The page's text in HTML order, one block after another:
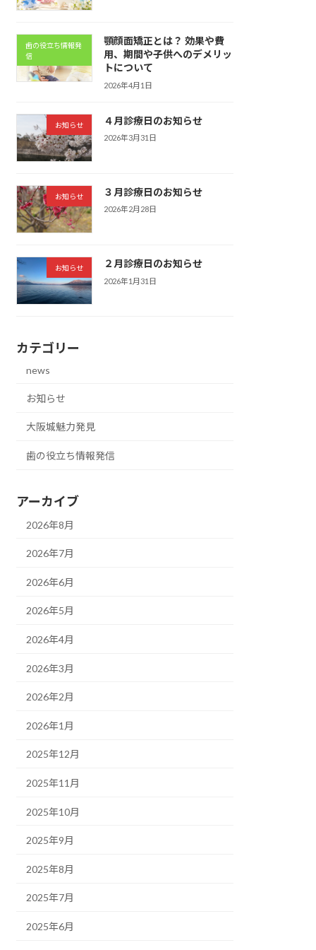
歯の役立ち情報発
信
顎顔面矯正とは？ 効果や費
用、期間や子供へのデメリッ
トについて
2026年4月1日
お知らせ ４月診療日のお知らせ
2026年3月31日
お知らせ ３月診療日のお知らせ
2026年2月28日
お知らせ ２月診療日のお知らせ
2026年1月31日
カテゴリー
news
お知らせ
大阪城魅力発見
歯の役立ち情報発信
アーカイブ
2026年8月
2026年7月
2026年6月
2026年5月
2026年4月
2026年3月
2026年2月
2026年1月
2025年12月
2025年11月
2025年10月
2025年9月
2025年8月
2025年7月
2025年6月